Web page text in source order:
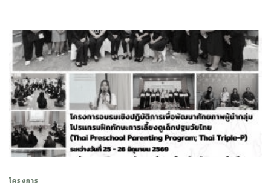
โครงการ